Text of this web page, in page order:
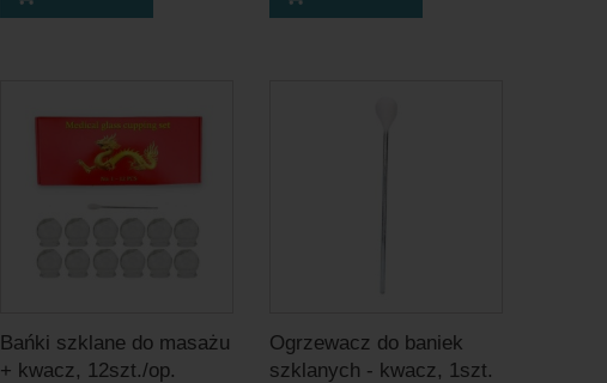
Bańki szklane do masażu
+ kwacz, 12szt./op.
Ogrzewacz do baniek
szklanych - kwacz, 1szt.